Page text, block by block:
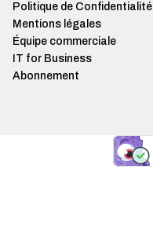
Politique de Confidentialité
Mentions légales
Équipe commerciale
IT for Business
Abonnement